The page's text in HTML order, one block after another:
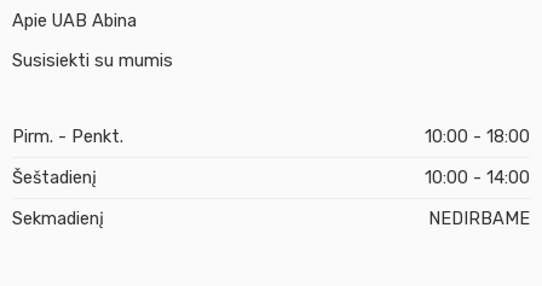
Apie UAB Abina
Susisiekti su mumis
Pirm. - Penkt.
10:00 - 18:00
Šeštadienį
10:00 - 14:00
Sekmadienį
NEDIRBAME